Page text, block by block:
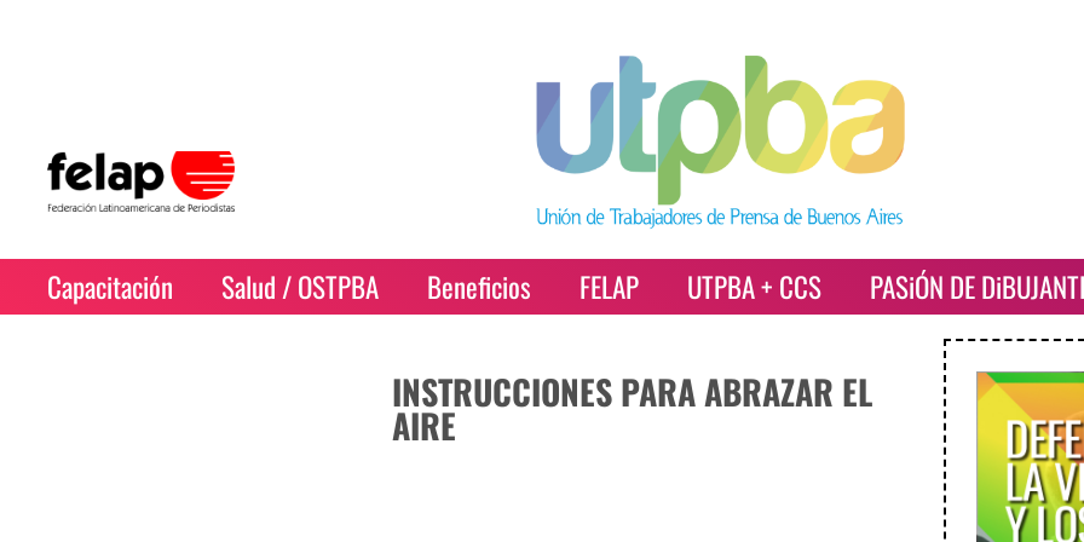
Capacitación Salud / OSTPBA Beneficios FELAP UTPBA + CCS PASiÓN DE
INSTRUCCIONES PARA ABRAZAR EL
AIRE